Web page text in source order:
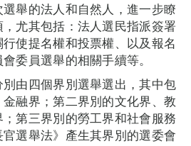
舉的法人和自然人，進一步瞭
尤其包括：法人選民指派簽署
使提名權和投票權、以及報名
委員選舉的相關手續等。
由四個界別選舉選出，其中包
融界；第二界別的文化界、教
第三界別的勞工界和社會服務
選舉法》產生其界別的選委會